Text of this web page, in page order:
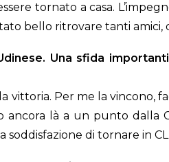
tornato a casa.
bello ritrovare tanti amici,
Una sfida
Per me la vincono,
là a un punto dalla
di tornare in